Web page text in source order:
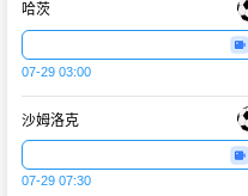
哈茨
07-29 03:00
沙姆洛克
07-29 07:30